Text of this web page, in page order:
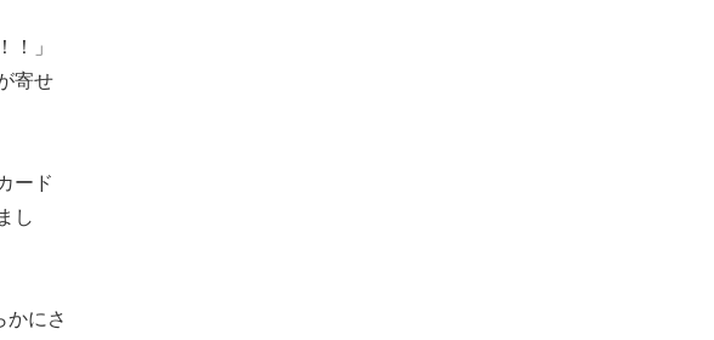
！」
寄せ
ード
し
かにさ